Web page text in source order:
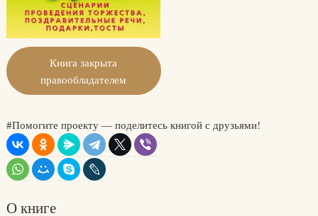
Книга закрыта
правообладателем
#Помогите проекту — поделитесь книгой с друзьями!
О книге